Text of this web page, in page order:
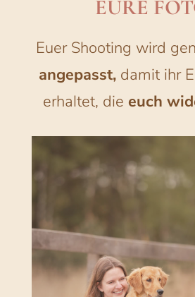
EURE
Euer Shooting wird
angepasst, damit ihr
erhaltet, dieeuch